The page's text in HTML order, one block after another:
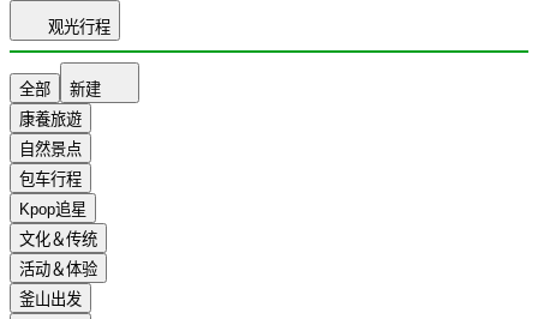
观光行程
全部
新建
康養旅遊
自然景点
包车行程
Kpop追星
文化＆传统
活动＆体验
釜山出发